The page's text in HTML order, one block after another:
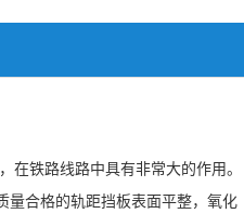
在铁路线路中具有非常大的作用。
量合格的轨距挡板表面平整，氧化